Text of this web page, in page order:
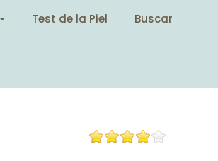
Test de la Piel
Buscar